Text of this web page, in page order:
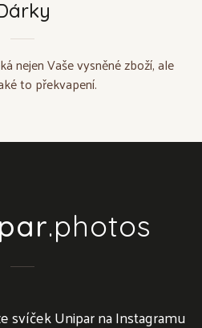
nejen Vaše vysněné zboží, ale
to překvapení.
.photos
svíček Unipar na Instagramu